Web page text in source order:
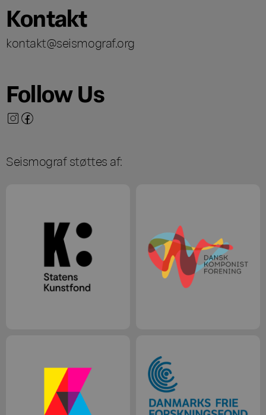
Kontakt
kontakt@seismograf.org
Follow Us
Seismograf støttes af: